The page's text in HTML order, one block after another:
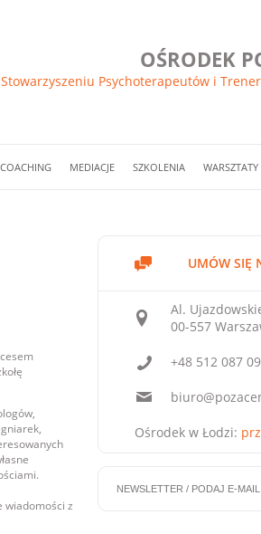
OŚRODEK
Psychoterapeutów i
COACHING MEDIACJE SZKOLENIA WARSZTATY
wiadomości z
UMÓW SIĘ
Al.
00-557
+48 512 087
Ośrodek w Łodzi: